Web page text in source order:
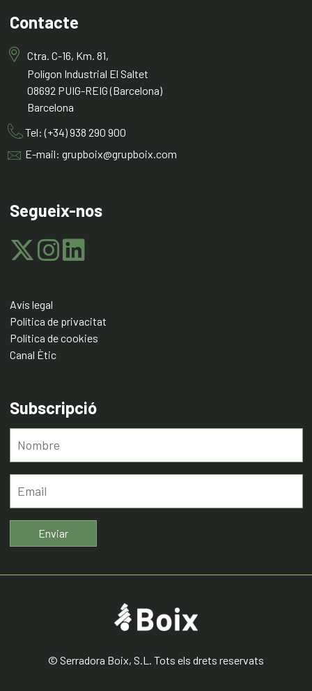
Contacte
Ctra. C-16, Km. 81,
Polígon Industrial El Saltet
08692 PUIG-REIG (Barcelona)
Barcelona
Tel: (+34) 938 290 900
E-mail: grupboix@grupboix.com
Segueix-nos
Avís legal
Política de privacitat
Política de cookies
Canal Ètic
Subscripció
© Serradora Boix, S.L. Tots els drets reservats